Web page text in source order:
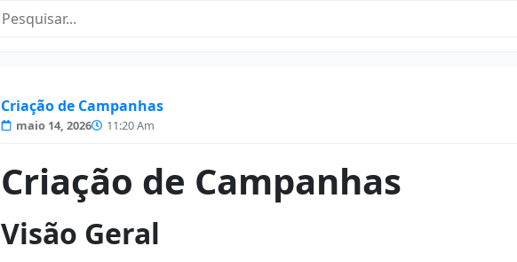
Criação de Campanhas
maio 14, 2026 11:20 Am
Criação de Campanhas
Visão Geral